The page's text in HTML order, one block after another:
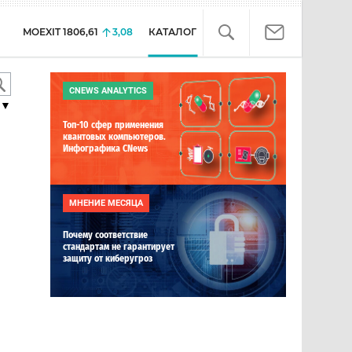
MOEXIT 1806,61 3,08 КАТАЛОГ
CNEWS ANALYTICS
Топ-10 сфер применения
квантовых компьютеров.
Инфографика CNews
МНЕНИЕ МЕСЯЦА
Почему соответствие
стандартам не гарантирует
защиту от киберугроз